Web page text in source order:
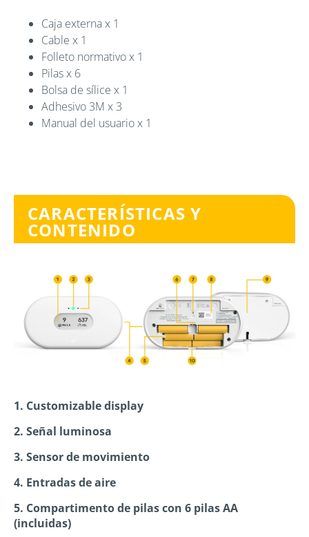
Caja externa x 1
Cable x 1
Folleto normativo x 1
Pilas x 6
Bolsa de sílice x 1
Adhesivo 3M x 3
Manual del usuario x 1
CARACTERÍSTICAS Y
CONTENIDO
1. Customizable display
2. Señal luminosa
3. Sensor de movimiento
4. Entradas de aire
5. Compartimento de pilas con 6 pilas AA
(incluidas)